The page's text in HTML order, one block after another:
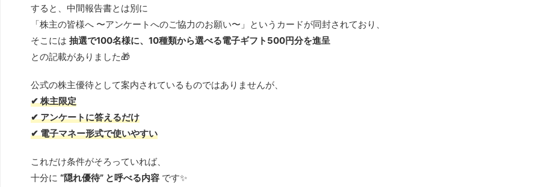
すると、中間報告書とは別に
「株主の皆様へ 〜アンケートへのご協力のお願い〜」というカードが同封されており、
そこには 抽選で100名様に、10種類から選べる電子ギフト500円分を進呈
との記載がありました🎁
公式の株主優待として案内されているものではありませんが、
✔ 株主限定
✔ アンケートに答えるだけ
✔ 電子マネー形式で使いやすい
これだけ条件がそろっていれば、
十分に “隠れ優待” と呼べる内容 です✨